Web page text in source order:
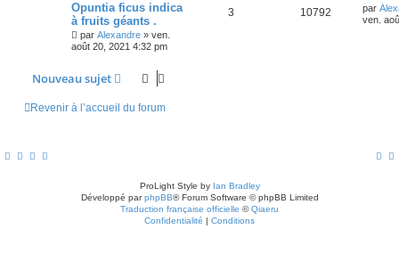
Opuntia ficus indica
à fruits géants .
par Alexandre » ven.
août 20, 2021 4:32 pm
3 10792 par
ven.
Nouveau sujet
Revenir à l’accueil du forum
ProLight Style by Ian Bradley
Développé parphpBB® Forum Software © phpBB Limited
Traduction française officielle ©Qiaeru
Confidentialité | Conditions